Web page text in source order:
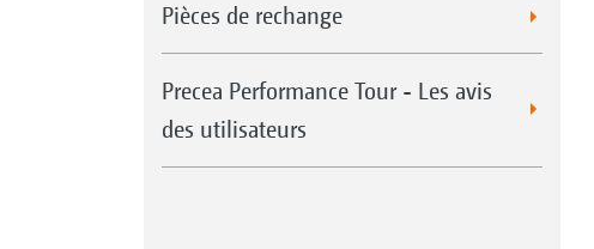
Pièces de rechange
Precea Performance Tour - Les avis
des utilisateurs